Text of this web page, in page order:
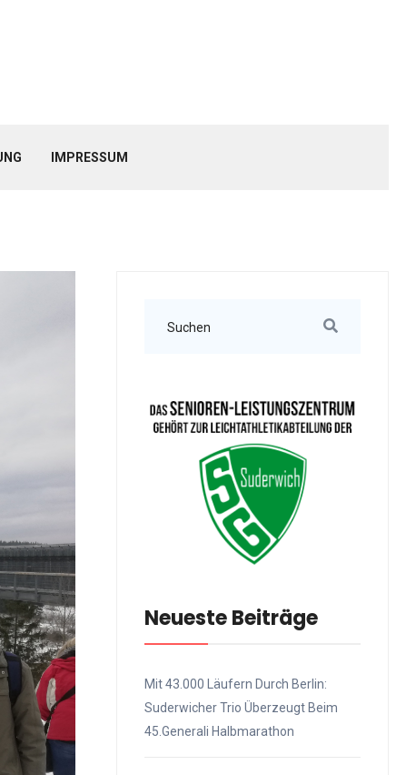
IMPRESSUM
Neueste Beiträge
Mit 43.000 Läufern Durch Berlin:
Suderwicher Trio Überzeugt Beim
45.Generali Halbmarathon